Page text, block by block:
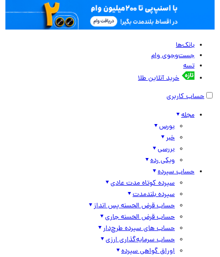
بانک‌ها
جست‌وجوی وام
تسه
خرید آنلاین طلا
حساب کاربری
مجله
بورس
خبر
بررسی
ویکی رده
حساب سپرده
سپرده کوتاه مدت عادی
سپرده بلندمدت
حساب قرض الحسنه پس انداز
حساب قرض الحسنه جاری
حساب های سپرده طرح‌دار
حساب سرمایه‌گذاری ارزی
اوراق گواهی سپرده